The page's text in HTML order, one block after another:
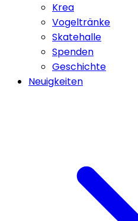
Krea
Vogeltränke
Skatehalle
Spenden
Geschichte
Neuigkeiten